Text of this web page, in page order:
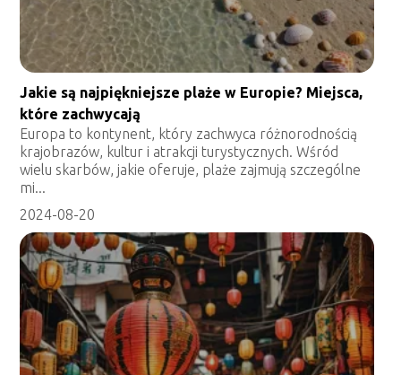
Jakie są najpiękniejsze plaże w Europie? Miejsca,
które zachwycają
Europa to kontynent, który zachwyca różnorodnością
krajobrazów, kultur i atrakcji turystycznych. Wśród
wielu skarbów, jakie oferuje, plaże zajmują szczególne
mi...
2024-08-20